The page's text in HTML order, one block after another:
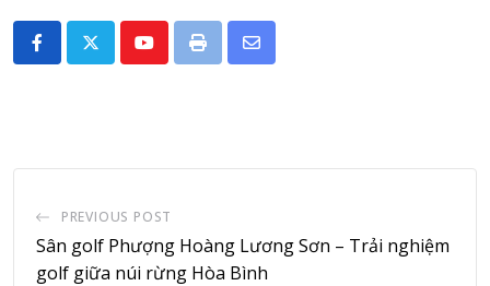
YoutubePrint
Share
PREVIOUS POST
Sân golf Phượng Hoàng Lương Sơn – Trải nghiệm
golf giữa núi rừng Hòa Bình